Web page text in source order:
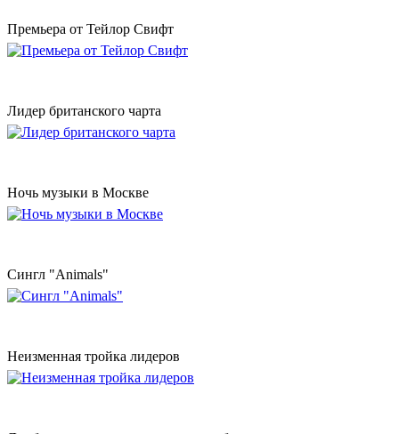
Премьера от Тейлор Свифт
Лидер британского чарта
Ночь музыки в Москве
Сингл "Animals"
Неизменная тройка лидеров